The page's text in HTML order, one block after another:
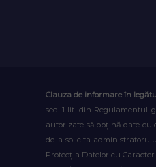
Clauza de informare în
sec. 1 lit. din Regulamentul
autorizate să obțină date cu
de a solicita
Protecția Datelor cu